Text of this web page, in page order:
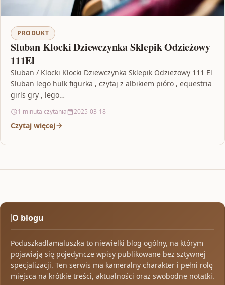
PRODUKT
Sluban Klocki Dziewczynka Sklepik Odzieżowy
111El
Sluban / Klocki Klocki Dziewczynka Sklepik Odzieżowy 111 El
Sluban lego hulk figurka , czytaj z albikiem pióro , equestria
girls gry , lego…
1 minuta czytania 2025-03-18
Czytaj więcej
O blogu
Poduszkadlamaluszka to niewielki blog ogólny, na którym
pojawiają się pojedyncze wpisy publikowane bez sztywnej
specjalizacji. Ten serwis ma kameralny charakter i pełni rolę
miejsca na krótkie treści, aktualności oraz swobodne notatki.